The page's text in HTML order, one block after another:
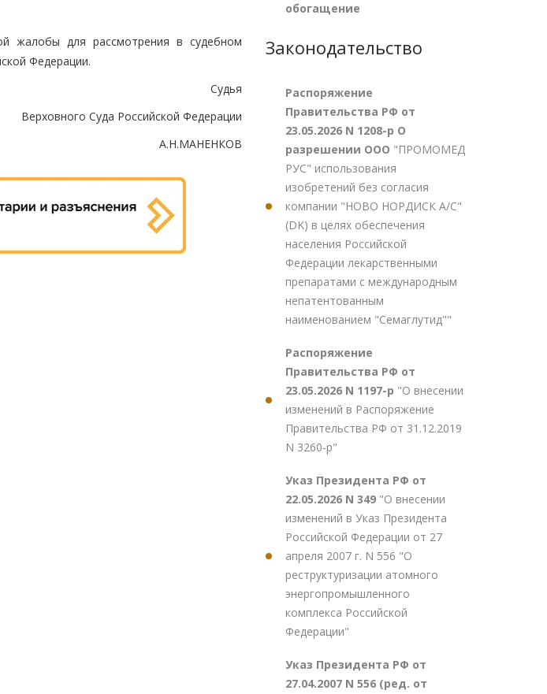
жалобы для рассмотрения в судебном
Федерации.
Судья
Верховного Суда Российской Федерации
А.Н.МАНЕНКОВ
обогащение
Законодательство
Распоряжение
Правительства РФ от
23.05.2026 N 1208-р О
разрешении ООО "ПРОМОМЕД
РУС" использования
изобретений без согласия
компании "НОВО НОРДИСК А/С"
(DK) в целях обеспечения
населения Российской
Федерации лекарственными
препаратами с международным
непатентованным
наименованием "Семаглутид""
Распоряжение
Правительства РФ от
23.05.2026 N 1197-р "О внесении
изменений в Распоряжение
Правительства РФ от 31.12.2019
N 3260-р"
Указ Президента РФ от
22.05.2026 N 349 "О внесении
изменений в Указ Президента
Российской Федерации от 27
апреля 2007 г. N 556 "О
реструктуризации атомного
энергопромышленного
комплекса Российской
Федерации"
Указ Президента РФ от
27.04.2007 N 556 (ред. от